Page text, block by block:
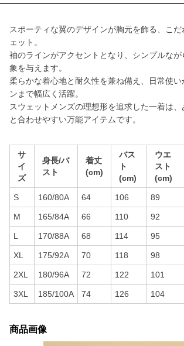
スポーティな翼のデザインが胸元を飾る、こ
ェット。
袖のラインがアクセントとなり、シンプルな
象を与えます。
柔らかな着心地と耐久性を兼ね備え、日常使
ンまで幅広く活躍。
スウェットメンズの理想形を追求した一着は
と合わせやすい万能アイテムです。
サ
イ
ズ
身長/バ
スト
着丈
(cm)
バス
ト
(cm)
ウエ
スト
(cm)
S 160/80A 64 106 89
M 165/84A 66 110 92
L 170/88A 68 114 95
XL 175/92A 70 118 98
2XL 180/96A 72 122 101
3XL 185/100A 74 126 104
商品画像